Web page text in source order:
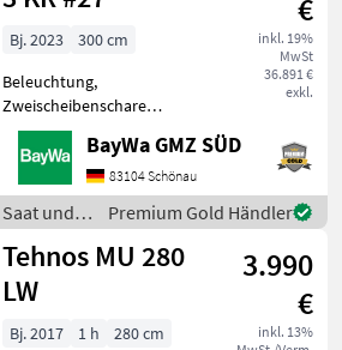
€
inkl. 19%
MwSt
36.891 €
exkl.
Bj. 2023
300 cm
Beleuchtung,
Zweischeibenschare
Vorführmaschine 71 ha
gesätAusstattung:-
Arbeitsbreite 3m- 10 Kreisel
je 2 Zinken- Planierschiene
(mech. verstellbar)-
Trapezpackerwal
BayWa GMZ SÜD
83104 Schönau
Saat und
Pflege /
Horsch
Premium Gold Händler
Tehnos MU 280
LW
3.990
€
inkl. 13%
Bj. 2017 1 h
280 cm